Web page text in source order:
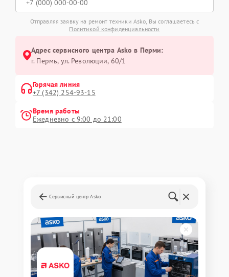
Отправляя заявку на ремонт техники Asko, Вы соглашаетесь с
Политикой конфиденциальности
Адрес сервисного центра Asko в Перми:
г. Пермь, ул. ​Революции, 60/1
Горячая линия
+7 (342) 254-93-15
Время работы
Ежедневно с 9:00 до 21:00
Сервисный центр Asko